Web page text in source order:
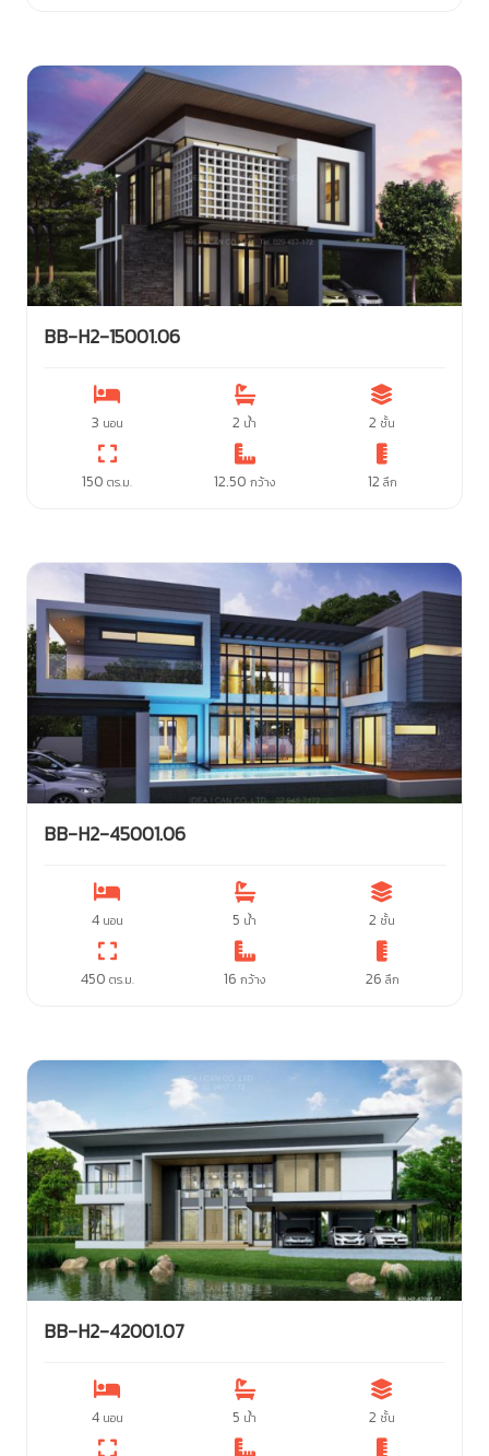
BB-H2-15001.06
3 นอน 2 น้ำ 2 ชั้น
150 ตร.ม. 12.50 กว้าง 12 ลึก
BB-H2-45001.06
4 นอน 5 น้ำ 2 ชั้น
450 ตร.ม. 16 กว้าง 26 ลึก
BB-H2-42001.07
4 นอน 5 น้ำ 2 ชั้น